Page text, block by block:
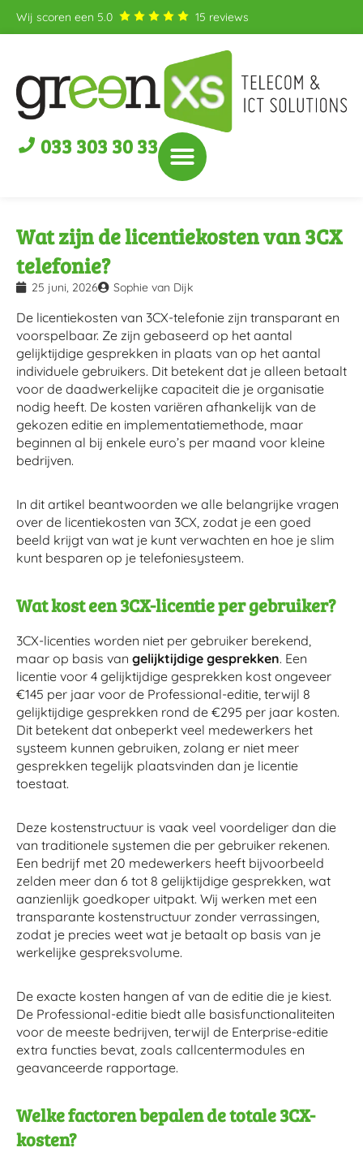
Wij scoren een 5.0 15 reviews
033 303 30 33
Wat zijn de licentiekosten van 3CX
telefonie?
25 juni, 2026 Sophie van Dijk
De licentiekosten van 3CX-telefonie zijn transparant en
voorspelbaar. Ze zijn gebaseerd op het aantal
gelijktijdige gesprekken in plaats van op het aantal
individuele gebruikers. Dit betekent dat je alleen betaalt
voor de daadwerkelijke capaciteit die je organisatie
nodig heeft. De kosten variëren afhankelijk van de
gekozen editie en implementatiemethode, maar
beginnen al bij enkele euro’s per maand voor kleine
bedrijven.
In dit artikel beantwoorden we alle belangrijke vragen
over de licentiekosten van 3CX, zodat je een goed
beeld krijgt van wat je kunt verwachten en hoe je slim
kunt besparen op je telefoniesysteem.
Wat kost een 3CX-licentie per gebruiker?
3CX-licenties worden niet per gebruiker berekend,
maar op basis van gelijktijdige gesprekken. Een
licentie voor 4 gelijktijdige gesprekken kost ongeveer
€145 per jaar voor de Professional-editie, terwijl 8
gelijktijdige gesprekken rond de €295 per jaar kosten.
Dit betekent dat onbeperkt veel medewerkers het
systeem kunnen gebruiken, zolang er niet meer
gesprekken tegelijk plaatsvinden dan je licentie
toestaat.
Deze kostenstructuur is vaak veel voordeliger dan die
van traditionele systemen die per gebruiker rekenen.
Een bedrijf met 20 medewerkers heeft bijvoorbeeld
zelden meer dan 6 tot 8 gelijktijdige gesprekken, wat
aanzienlijk goedkoper uitpakt. Wij werken met een
transparante kostenstructuur zonder verrassingen,
zodat je precies weet wat je betaalt op basis van je
werkelijke gespreksvolume.
De exacte kosten hangen af van de editie die je kiest.
De Professional-editie biedt alle basisfunctionaliteiten
voor de meeste bedrijven, terwijl de Enterprise-editie
extra functies bevat, zoals callcentermodules en
geavanceerde rapportage.
Welke factoren bepalen de totale 3CX-
kosten?